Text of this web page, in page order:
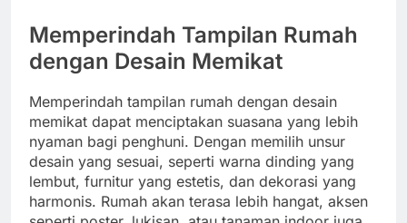
Memperindah Tampilan Rumah
dengan Desain Memikat
Memperindah tampilan rumah dengan desain
memikat dapat menciptakan suasana yang lebih
nyaman bagi penghuni. Dengan memilih unsur
desain yang sesuai, seperti warna dinding yang
lembut, furnitur yang estetis, dan dekorasi yang
harmonis. Rumah akan terasa lebih hangat, aksen